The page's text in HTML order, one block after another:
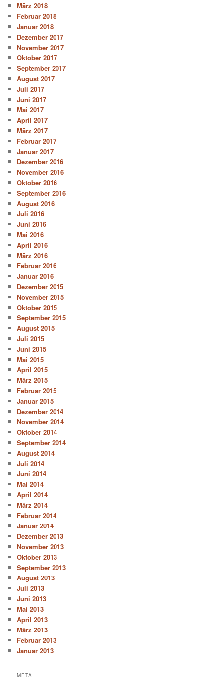
März 2018
Februar 2018
Januar 2018
Dezember 2017
November 2017
Oktober 2017
September 2017
August 2017
Juli 2017
Juni 2017
Mai 2017
April 2017
März 2017
Februar 2017
Januar 2017
Dezember 2016
November 2016
Oktober 2016
September 2016
August 2016
Juli 2016
Juni 2016
Mai 2016
April 2016
März 2016
Februar 2016
Januar 2016
Dezember 2015
November 2015
Oktober 2015
September 2015
August 2015
Juli 2015
Juni 2015
Mai 2015
April 2015
März 2015
Februar 2015
Januar 2015
Dezember 2014
November 2014
Oktober 2014
September 2014
August 2014
Juli 2014
Juni 2014
Mai 2014
April 2014
März 2014
Februar 2014
Januar 2014
Dezember 2013
November 2013
Oktober 2013
September 2013
August 2013
Juli 2013
Juni 2013
Mai 2013
April 2013
März 2013
Februar 2013
Januar 2013
META